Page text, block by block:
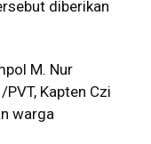
diberikan
M. Nur
Kapten Czi
warga